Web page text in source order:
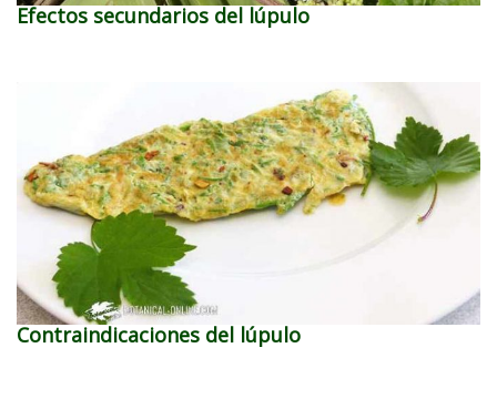
Efectos secundarios del lúpulo
Contraindicaciones del lúpulo